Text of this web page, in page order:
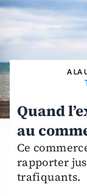
A LA
Quand
au
Ce
rapporter
trafiquants.